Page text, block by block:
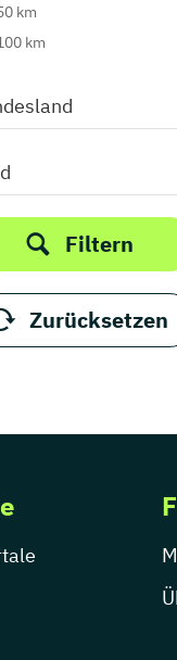
km
km
Filtern
Zurücksetzen